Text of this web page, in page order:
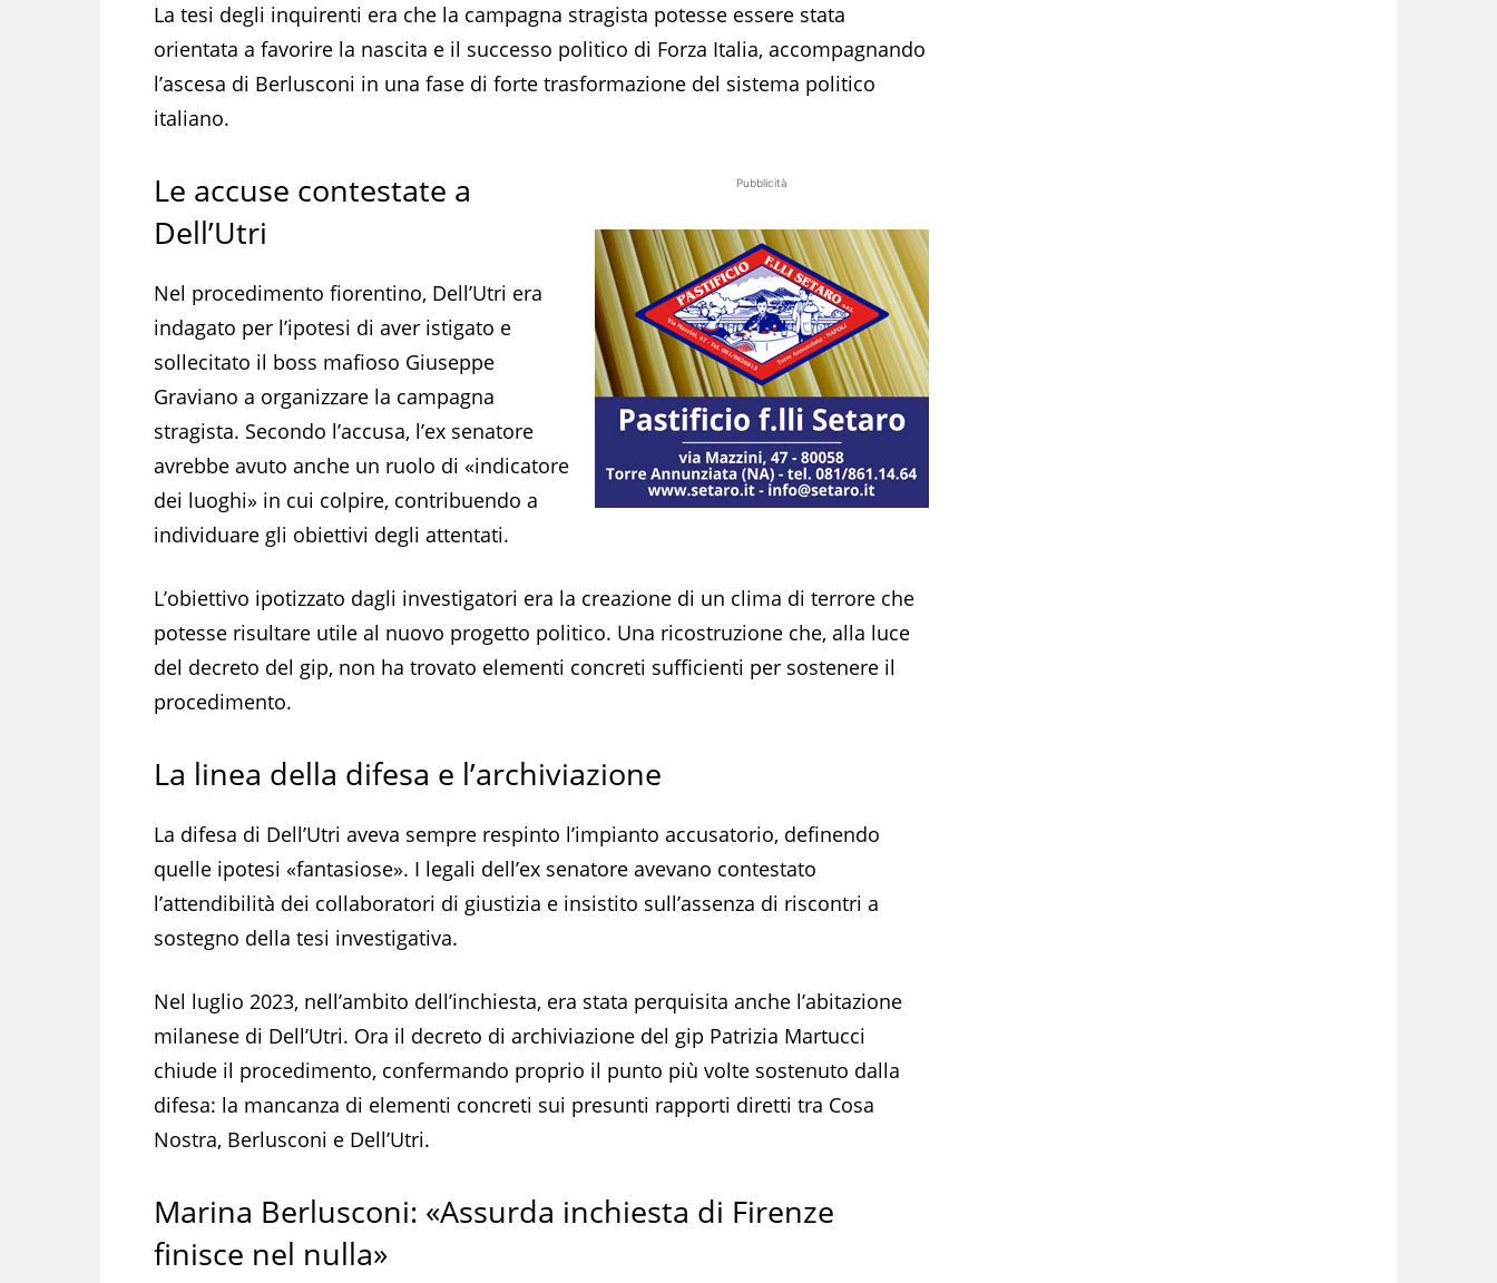
La tesi degli inquirenti era che la campagna stragista potesse essere stata
orientata a favorire la nascita e il successo politico di Forza Italia, accompagnando
l’ascesa di Berlusconi in una fase di forte trasformazione del sistema politico
italiano.
Pubblicità
Le accuse contestate a
Dell’Utri
Nel procedimento fiorentino, Dell’Utri era
indagato per l’ipotesi di aver istigato e
sollecitato il boss mafioso Giuseppe
Graviano a organizzare la campagna
stragista. Secondo l’accusa, l’ex senatore
avrebbe avuto anche un ruolo di «indicatore
dei luoghi» in cui colpire, contribuendo a
individuare gli obiettivi degli attentati.
L’obiettivo ipotizzato dagli investigatori era la creazione di un clima di terrore che
potesse risultare utile al nuovo progetto politico. Una ricostruzione che, alla luce
del decreto del gip, non ha trovato elementi concreti sufficienti per sostenere il
procedimento.
La linea della difesa e l’archiviazione
La difesa di Dell’Utri aveva sempre respinto l’impianto accusatorio, definendo
quelle ipotesi «fantasiose». I legali dell’ex senatore avevano contestato
l’attendibilità dei collaboratori di giustizia e insistito sull’assenza di riscontri a
sostegno della tesi investigativa.
Nel luglio 2023, nell’ambito dell’inchiesta, era stata perquisita anche l’abitazione
milanese di Dell’Utri. Ora il decreto di archiviazione del gip Patrizia Martucci
chiude il procedimento, confermando proprio il punto più volte sostenuto dalla
difesa: la mancanza di elementi concreti sui presunti rapporti diretti tra Cosa
Nostra, Berlusconi e Dell’Utri.
Marina Berlusconi: «Assurda inchiesta di Firenze
finisce nel nulla»